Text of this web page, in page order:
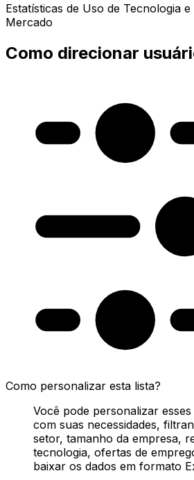
Estatísticas de Uso de Tecnologia
Mercado
Como direcionar
Como personalizar esta lista?
Você pode personalizar
com suas necessidades,
setor, tamanho da empresa,
tecnologia, ofertas de
baixar os dados em formato